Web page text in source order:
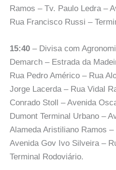
Ramos – Tv. Paulo Ledra –
Rua Francisco Russi –
15:40 – Divisa com
Demarch – Estrada da
Rua Pedro Américo – Rua
Jorge Lacerda – Rua Vidal
Conrado Stoll – Avenida
Dumont Terminal Urbano –
Alameda Aristiliano Ramos
Avenida Gov Ivo Silveira –
Terminal Rodoviário.